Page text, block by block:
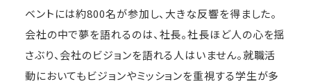
ベントには約800名が参加し、大きな反響を得ました。
会社の中で夢を語れるのは、社長。社長ほど人の心を揺
さぶり、会社のビジョンを語れる人はいません。就職活
動においてもビジョンやミッションを重視する学生が多